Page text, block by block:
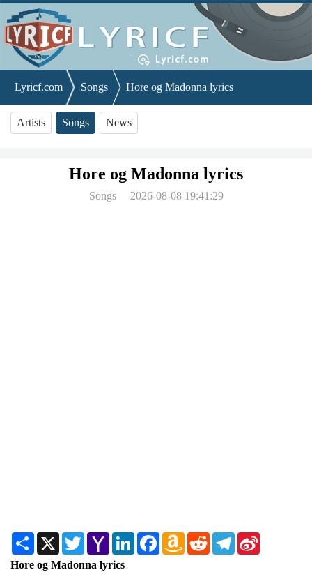
Lyricf.com Songs Hore og Madonna lyrics
Artists Songs News
Hore og Madonna lyrics
Songs 2026-08-08 19:41:29
Share X TwitterYahoo
Mail
LinkedInFacebookAmazon
Wish
RedditTelegram
Hore og Madonna lyrics